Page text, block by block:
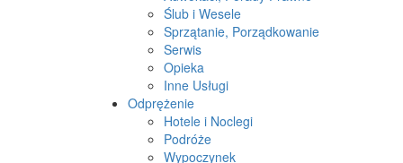
Ślub i Wesele
Sprzątanie, Porządkowanie
Serwis
Opieka
Inne Usługi
Odprężenie
Hotele i Noclegi
Podróże
Wypoczynek